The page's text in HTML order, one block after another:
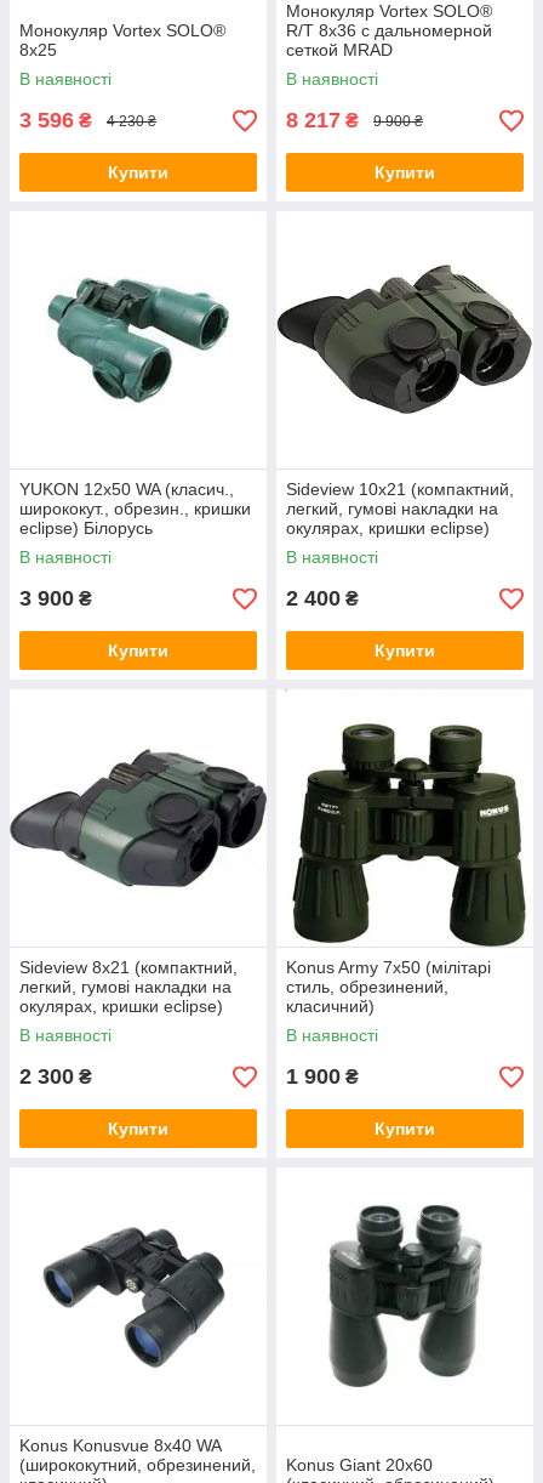
Монокуляр Vortex SOLO®
8x25
В наявності
3 596 ₴ 4 230 ₴
Купити
Монокуляр Vortex SOLO®
R/T 8х36 с дальномерной
сеткой MRAD
В наявності
8 217 ₴ 9 900 ₴
Купити
YUKON 12х50 WA (класич.,
ширококут., обрезин., кришки
eclipse) Білорусь
В наявності
3 900 ₴
Купити
Sideview 10x21 (компактний,
легкий, гумові накладки на
окулярах, кришки eclipse)
Yukon
В наявності
2 400 ₴
Купити
Sideview 8x21 (компактний,
легкий, гумові накладки на
окулярах, кришки eclipse)
Yukon
В наявності
2 300 ₴
Купити
Konus Army 7x50 (мілітарі
стиль, обрезинений,
класичний)
В наявності
1 900 ₴
Купити
Konus Konusvue 8x40 WA
(ширококутний, обрезинений,
Konus Giant 20x60